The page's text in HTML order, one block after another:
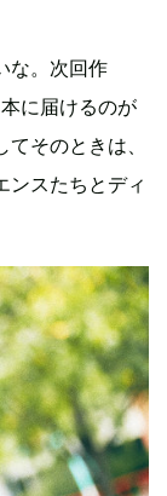
な。次回作
に届けるのが
そのときは、
ンスたちとディ